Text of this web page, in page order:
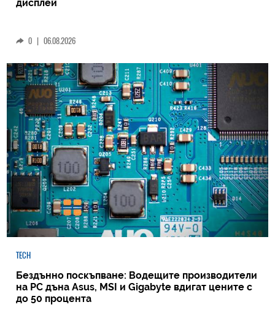
дисплей
0 | 06.08.2026
TECH
Бездънно поскъпване: Водещите производители
на РС дъна Asus, MSI и Gigabyte вдигат цените с
до 50 процента